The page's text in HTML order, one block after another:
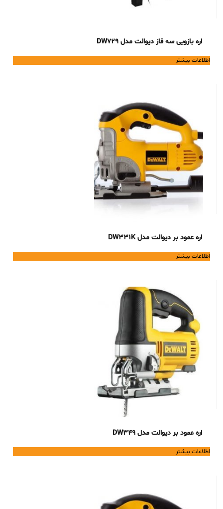
اره بازویی سه فاز دیوالت مدل DW729
اطلاعات بیشتر
اره عمود بر دیوالت مدل DW331K
اطلاعات بیشتر
اره عمود بر دیوالت مدل DW349
اطلاعات بیشتر